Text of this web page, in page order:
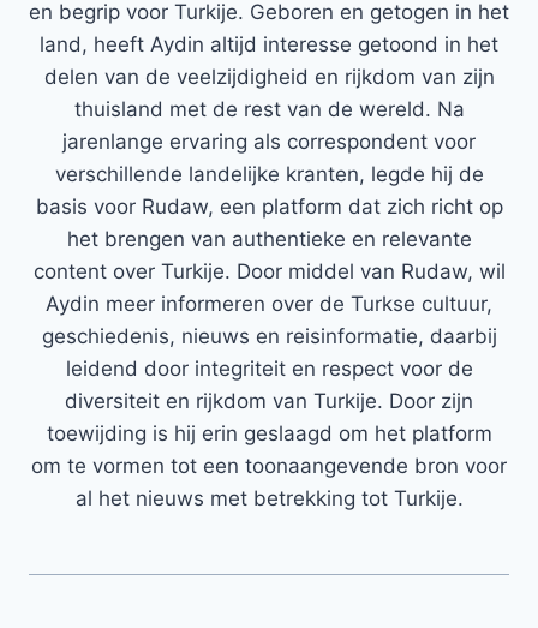
en begrip voor Turkije. Geboren en getogen in het
land, heeft Aydin altijd interesse getoond in het
delen van de veelzijdigheid en rijkdom van zijn
thuisland met de rest van de wereld. Na
jarenlange ervaring als correspondent voor
verschillende landelijke kranten, legde hij de
basis voor Rudaw, een platform dat zich richt op
het brengen van authentieke en relevante
content over Turkije. Door middel van Rudaw, wil
Aydin meer informeren over de Turkse cultuur,
geschiedenis, nieuws en reisinformatie, daarbij
leidend door integriteit en respect voor de
diversiteit en rijkdom van Turkije. Door zijn
toewijding is hij erin geslaagd om het platform
om te vormen tot een toonaangevende bron voor
al het nieuws met betrekking tot Turkije.